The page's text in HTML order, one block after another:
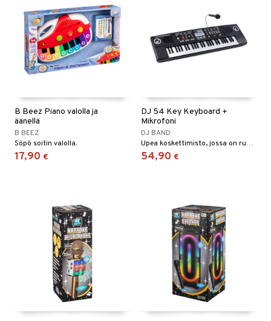
B Beez Piano valolla ja
äänellä
B BEEZ
Söpö soitin valolla.
17,90 €
DJ 54 Key Keyboard +
Mikrofoni
DJ BAND
Upea koskettimisto, jossa on runsaasti ääniä ja rytmejä.
54,90 €